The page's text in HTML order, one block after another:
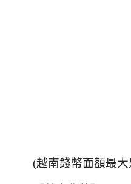
(越南錢幣面額最